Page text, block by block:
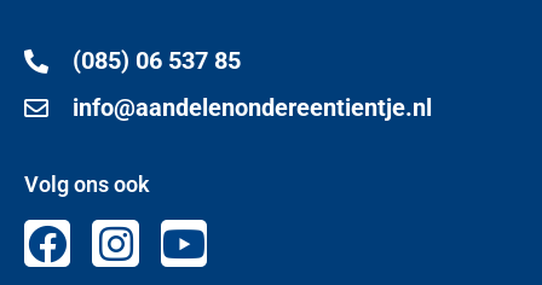
(085) 06 537 85
info@aandelenondereentientje.nl
Volg ons ook